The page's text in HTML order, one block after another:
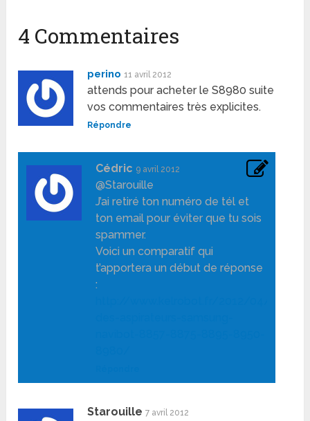
4 Commentaires
perino 11 avril 2012
attends pour acheter le S8980 suite
vos commentaires très explicites.
Répondre
Cédric 9 avril 2012
@Starouille
J’ai retiré ton numéro de tél et
ton email pour éviter que tu sois
spammer.
Voici un comparatif qui
t’apportera un début de réponse
:
Starouille 7 avril 2012